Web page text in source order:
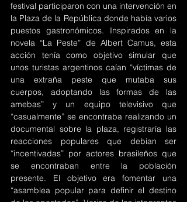
festival participaron con una intervención en
la Plaza de la República donde había varios
puestos gastronómicos. Inspirados en la
novela “La Peste” de Albert Camus, esta
acción tenía como objetivo simular que
unos turistas argentinos caían “víctimas de
una extraña peste que mutaba sus
cuerpos, adoptando las formas de las
amebas” y un equipo televisivo que
“casualmente” se encontraba realizando un
documental sobre la plaza, registraría las
reacciones populares que debían ser
“incentivadas” por actores brasileños que
se encontraban entre la población
presente. El objetivo era fomentar una
“asamblea popular para definir el destino